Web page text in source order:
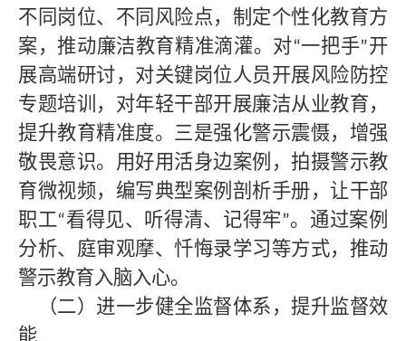
不同岗位、不同风险点，制定个性化教育方
案，推动廉洁教育精准滴灌。对“一把手”开
展高端研讨，对关键岗位人员开展风险防控
专题培训，对年轻干部开展廉洁从业教育，
提升教育精准度。三是强化警示震慑，增强
敬畏意识。用好用活身边案例，拍摄警示教
育微视频，编写典型案例剖析手册，让干部
职工“看得见、听得清、记得牢”。通过案例
分析、庭审观摩、忏悔录学习等方式，推动
警示教育入脑入心。
（二）进一步健全监督体系，提升监督效
能